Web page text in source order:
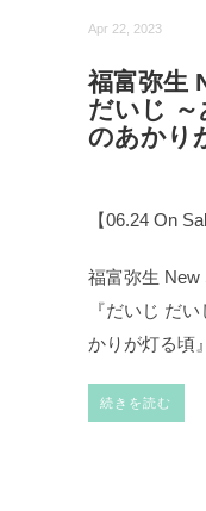
Apr 22, 2023
福富弥生
だいじ
のあかり
【06.24 On
福富弥生 New
『だいじ だ
かりが灯る頃』
続きを読む